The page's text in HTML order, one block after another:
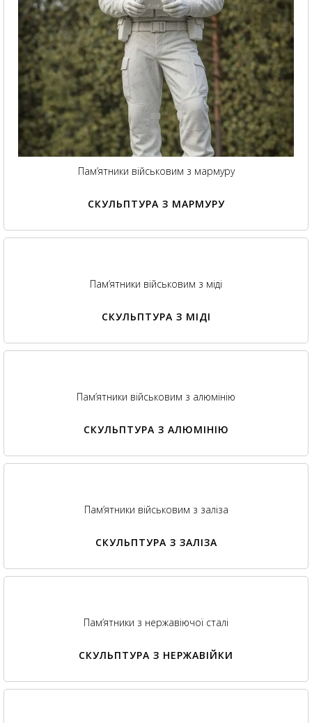
Пам’ятники військовим з мармуру
СКУЛЬПТУРА З МАРМУРУ
Пам’ятники військовим з міді
СКУЛЬПТУРА З МІДІ
Пам’ятники військовим з алюмінію
СКУЛЬПТУРА З АЛЮМІНІЮ
Пам’ятники військовим з заліза
СКУЛЬПТУРА З ЗАЛІЗА
Пам’ятники з нержавіючої сталі
СКУЛЬПТУРА З НЕРЖАВІЙКИ